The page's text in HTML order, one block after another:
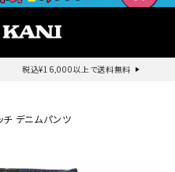
税込¥16,000以上で送料無料
デニムパンツ